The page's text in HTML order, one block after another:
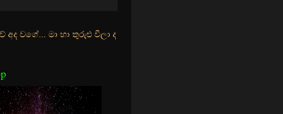
තුරුළු වීලා දෑසේ කදුළු බීලා රහසේ සුසුම් ලෑ හඩ ඇසේ... නිල්වන්